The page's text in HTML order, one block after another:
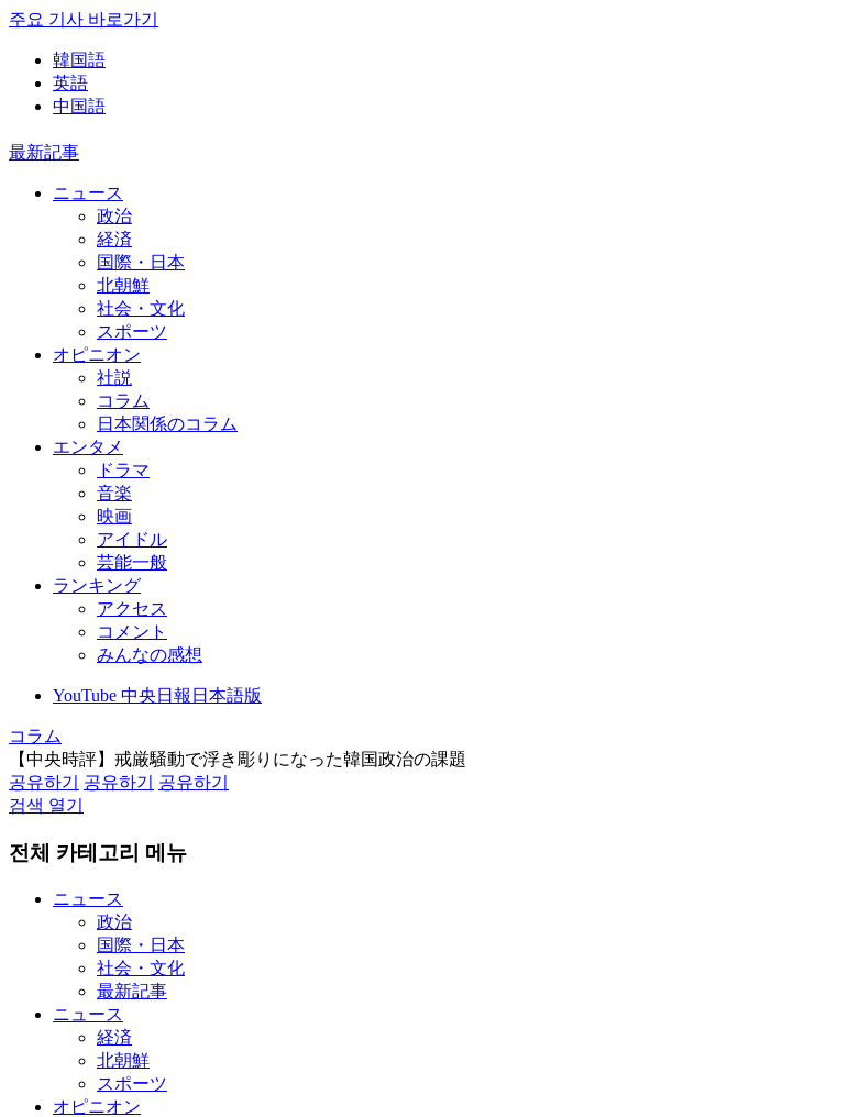
주요 기사 바로가기
韓国語
英語
中国語
最新記事
ニュース
政治
経済
国際・日本
北朝鮮
社会・文化
スポーツ
オピニオン
社説
コラム
日本関係のコラム
エンタメ
ドラマ
音楽
映画
アイドル
芸能一般
ランキング
アクセス
コメント
みんなの感想
YouTube 中央日報日本語版
コラム
【中央時評】戒厳騒動で浮き彫りになった韓国政治の課題
공유하기
공유하기
공유하기
검색 열기
전체 카테고리 메뉴
ニュース
政治
国際・日本
社会・文化
最新記事
ニュース
経済
北朝鮮
スポーツ
オピニオン